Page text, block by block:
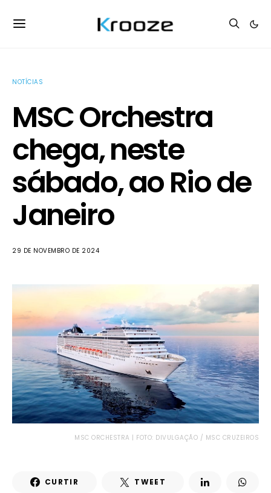
NOTÍCIAS
MSC Orchestra
chega, neste
sábado, ao Rio de
Janeiro
29 DE NOVEMBRO DE 2024
MSC ORCHESTRA | FOTO: DIVULGAÇÃO / MSC CRUZEIROS
CURTIR TWEET